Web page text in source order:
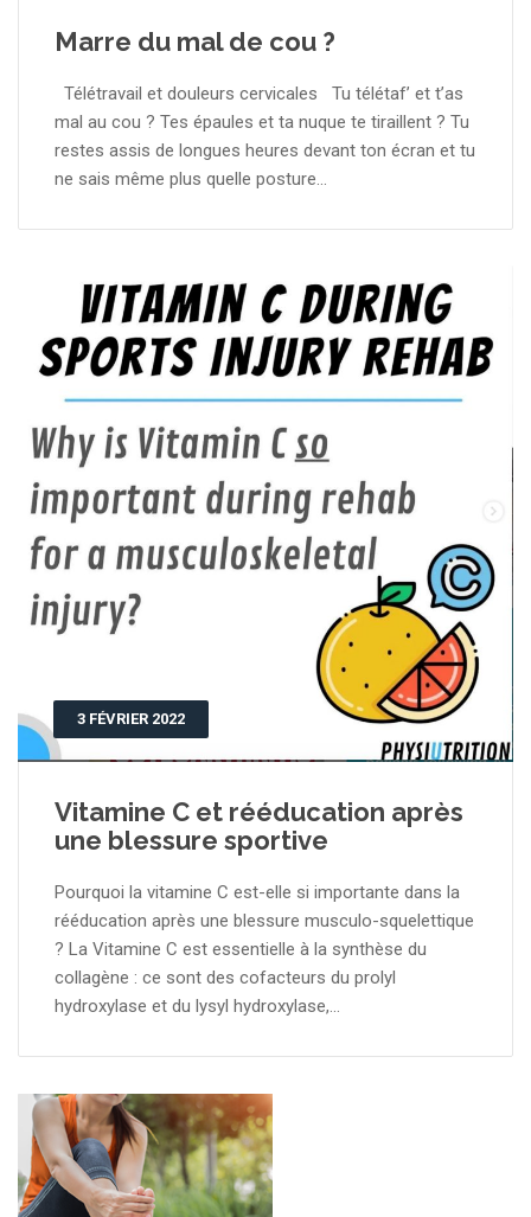
Marre du mal de cou ?
Télétravail et douleurs cervicales Tu télétaf’ et t’as
mal au cou ? Tes épaules et ta nuque te tiraillent ? Tu
restes assis de longues heures devant ton écran et tu
ne sais même plus quelle posture...
3 FÉVRIER 2022
Vitamine C et rééducation après
une blessure sportive
Pourquoi la vitamine C est-elle si importante dans la
rééducation après une blessure musculo-squelettique
? La Vitamine C est essentielle à la synthèse du
collagène : ce sont des cofacteurs du prolyl
hydroxylase et du lysyl hydroxylase,...